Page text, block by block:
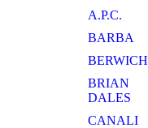
A.P.C.
BARBA
BERWICH
BRIAN
DALES
CANALI